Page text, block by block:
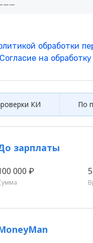
КИ По
зарплаты
000 ₽